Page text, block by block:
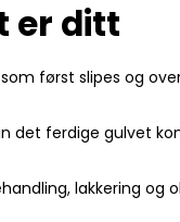
er ditt
først slipes og
ferdige gulvet
lakkering og